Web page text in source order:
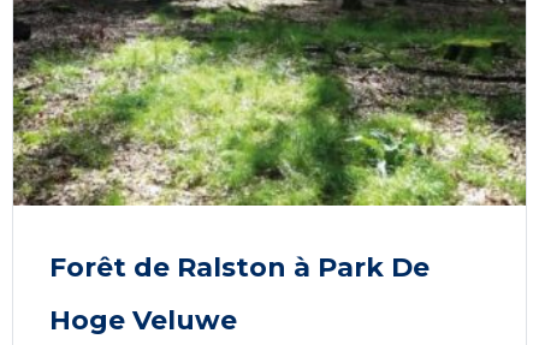
Forêt de Ralston à Park De
Hoge Veluwe